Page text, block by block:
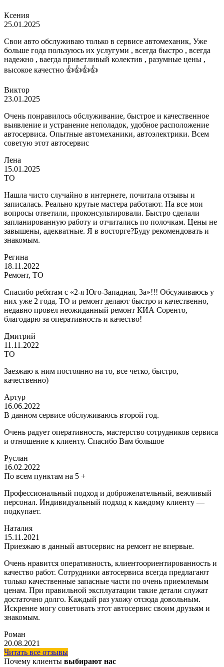
Ксения
25.01.2025
Свои авто обслуживаю только в сервисе автомеханик, Уже
больше года пользуюсь их услугуми , всегда быстро , всегда
надежно , ваегда приветливый колектив , разумные цены ,
высокое качестно 👍👍👍👍
Виктор
23.01.2025
Очень понравилось обслуживание, быстрое и качественное
выявление и устранение неполадок, удобное расположение
автосервиса. Опытные автомеханики, автоэлектрики. Всем
советую этот автосервис
Лена
15.01.2025
ТО
Нашла чисто случайно в интернете, почитала отзывы и
записалась. Реально крутые мастера работают. На все мои
вопросы ответили, проконсультировали. Быстро сделали
запланированную работу и отчитались по полочкам. Цены не
завышены, адекватные. Я в восторге?Буду рекомендовать и
знакомым.
Регина
18.11.2022
Ремонт, ТО
Спасибо ребятам с «2-я Юго-Западная, 3а»!!! Обсуживаюсь у
них уже 2 года, ТО и ремонт делают быстро и качественно,
недавно провел неожиданный ремонт КИА Соренто,
благодарю за оперативность и качество!
Дмитрий
11.11.2022
ТО
Заезжаю к ним постоянно на то, все четко, быстро,
качественно)
Артур
16.06.2022
В данном сервисе обслуживаюсь второй год.
Очень радует оперативность, мастерство сотрудников сервиса
и отношение к клиенту. Спасибо Вам большое
Руслан
16.02.2022
По всем пунктам на 5 +
Профессиональный подход и доброжелательный, вежливый
персонал. Индивидуальный подход к каждому клиенту —
подкупает.
Наталия
15.11.2021
Приезжаю в данный автосервис на ремонт не впервые.
Очень нравится оперативность, клиентоориентированность и
качество работ. Сотрудники автосервиса всегда предлагают
только качественные запасные части по очень приемлемым
ценам. При правильной эксплуатации такие детали служат
достаточно долго. Каждый раз ухожу отсюда довольным.
Искренне могу советовать этот автосервис своим друзьям и
знакомым.
Роман
20.08.2021
Читать все отзывы
Почему клиенты выбирают нас